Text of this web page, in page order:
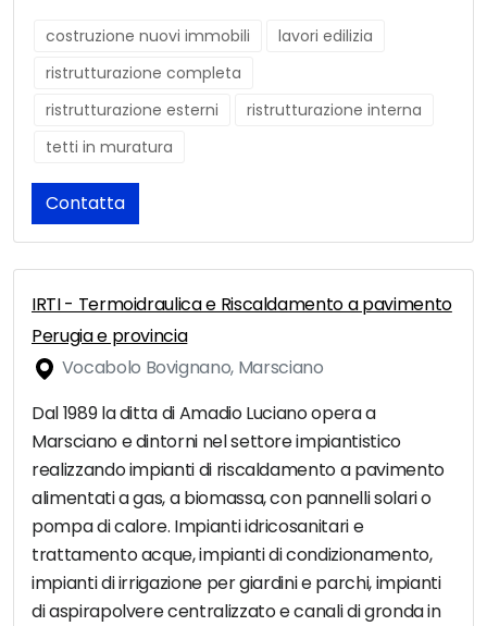
costruzione nuovi immobili
lavori edilizia
ristrutturazione completa
ristrutturazione esterni
ristrutturazione interna
tetti in muratura
Contatta
IRTI - Termoidraulica e Riscaldamento a pavimento
Perugia e provincia
Vocabolo Bovignano, Marsciano
Dal 1989 la ditta di Amadio Luciano opera a
Marsciano e dintorni nel settore impiantistico
realizzando impianti di riscaldamento a pavimento
alimentati a gas, a biomassa, con pannelli solari o
pompa di calore. Impianti idricosanitari e
trattamento acque, impianti di condizionamento,
impianti di irrigazione per giardini e parchi, impianti
di aspirapolvere centralizzato e canali di gronda in